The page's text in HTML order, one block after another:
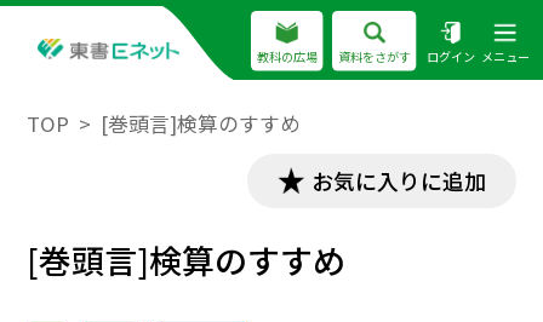
教科の広場 資料をさがす ログイン メニュー
TOP [巻頭言]検算のすすめ
お気に入りに追加
[巻頭言]検算のすすめ